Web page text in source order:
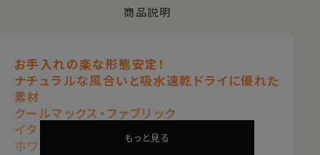
商品説明
お手入れの楽な形態安定！
ナチュラルな風合いと吸水速乾ドライに優れた
素材
クールマックス・ファブリック
イタリアンカラー・スキッパー
ホワイト 白
もっと見る